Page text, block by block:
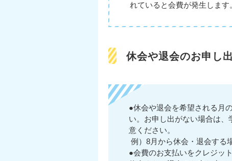
れていると会費が発生します
休会や退会のお申し
●休会や退会を希望される月
い。お申し出がない場合は
意ください。
例）8月から休会・退会する
●会費のお支払いをクレジッ